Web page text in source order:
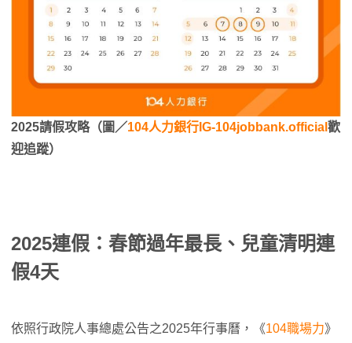
2025請假攻略（圖／104人力銀行IG-104jobbank.official 歡
迎追蹤）
2025連假：春節過年最長、兒童清明連
假4天
依照行政院人事總處公告之2025年行事曆，《104職場力》